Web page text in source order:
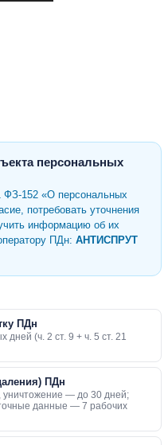
персональных
ФЗ-152 «О персональных
потребовать уточнения
информацию об их
ПДн: АНТИСПРУТ
ПДн
(ч. 2 ст. 9 + ч. 5 ст. 21
ПДн
— до 30 дней;
данные — 7 рабочих